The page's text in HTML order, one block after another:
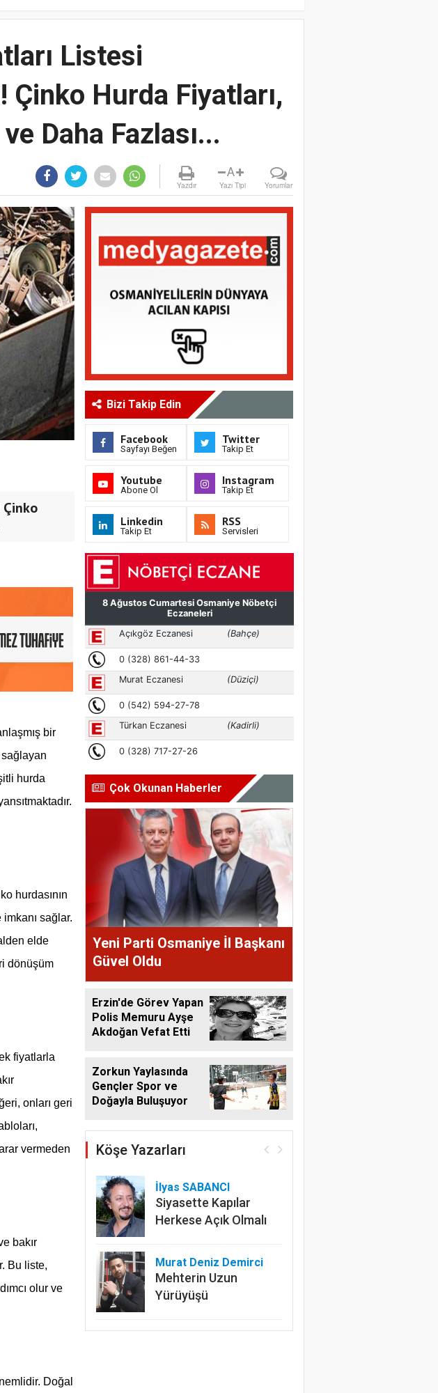
Listesi
Çinko Hurda Fiyatları,
Daha Fazlası...
Yazdır
A
Yazı Tipi Yorumlar
bir
sağlayan
hurda
hurdasının
sağlar.
elde
dönüşüm
fiyatlarla
onları geri
vermeden
bakır
Bu liste,
olur ve
Doğal
Bizi Takip Edin
Facebook
Sayfayı Beğen
Twitter
Takip Et
Youtube
Abone Ol
Instagram
Takip Et
Linkedin
Takip Et
RSS
Servisleri
Çok Okunan Haberler
Yeni Parti Osmaniye İl Başkanı
Güvel Oldu
Erzin'de Görev Yapan
Polis Memuru Ayşe
Akdoğan Vefat Etti
Zorkun Yaylasında
Gençler Spor ve
Doğayla Buluşuyor
Köşe Yazarları
İlyas SABANCI
Siyasette Kapılar
Herkese Açık Olmalı
Murat Deniz Demirci
Mehterin Uzun
Yürüyüşü